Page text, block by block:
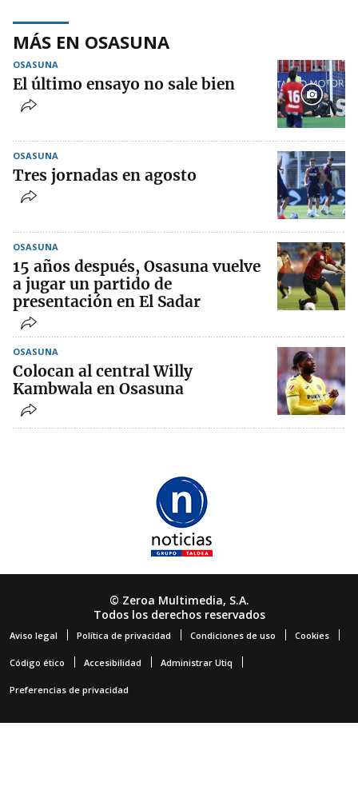
MÁS EN OSASUNA
OSASUNA
El último ensayo no sale bien
OSASUNA
Tres jornadas en agosto
OSASUNA
15 años después, Osasuna vuelve
a jugar un partido de
presentación en El Sadar
OSASUNA
Colocan al central Willy
Kambwala en Osasuna
© Zeroa Multimedia, S.A.
Todos los derechos reservados
Aviso legal Política de privacidad Condiciones de uso Cookies
Código ético Accesibilidad Administrar Utiq
Preferencias de privacidad